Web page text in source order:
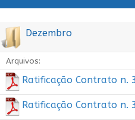
Dezembro
Arquivos:
Ratificação Contrato n.
Ratificação Contrato n.